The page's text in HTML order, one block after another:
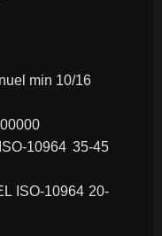
min 10/16
10964 35-45
ISO-10964 20-